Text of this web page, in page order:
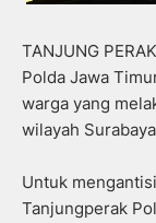
TANJUNG
Polda Jawa
warga yang
wilayah
Untuk
Tanjungperak